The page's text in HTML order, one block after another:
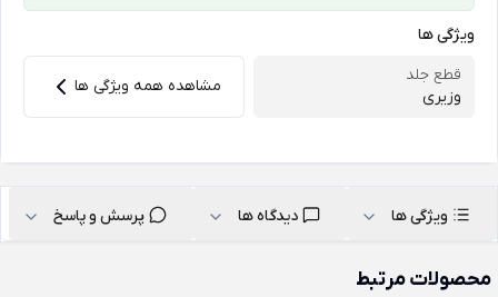
ویژگی ها
قطع جلد
وزیری
مشاهده همه ویژگی ها
ویژگی ها دیدگاه ها پرسش و پاسخ
محصولات مرتبط